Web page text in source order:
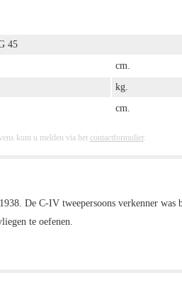
45
cm.
kg.
cm.
kunt u melden via het contactformulier.
De C-IV tweepersoons verkenner was
te oefenen.